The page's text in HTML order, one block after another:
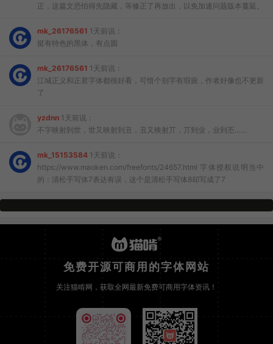
正，这篇文恐怕得先隐藏，等修正了再放出，以免加速问题版本蔓延。
mk_26176561 1天前说：
挺有特色的黑体，有点圆
mk_26176561 1天前说：
江城正义和正君字体都很好看，可惜个别字有瑕疵，作者好像也不更新
了
yzdnn 1天前说：
不字映射到世，世又映射到丑，丑又映射丌，丌到业，业到丕……
mk_15153584 1天前说：
https://www.maoken.com/freefonts/24657.html 字体授权说明当中
的：清松手写体7表达有误，这个是清松手写体8却写成了7
免费开源可商用的字体网站
关注猫啃网，获取全网最新免费可商用字体资讯！